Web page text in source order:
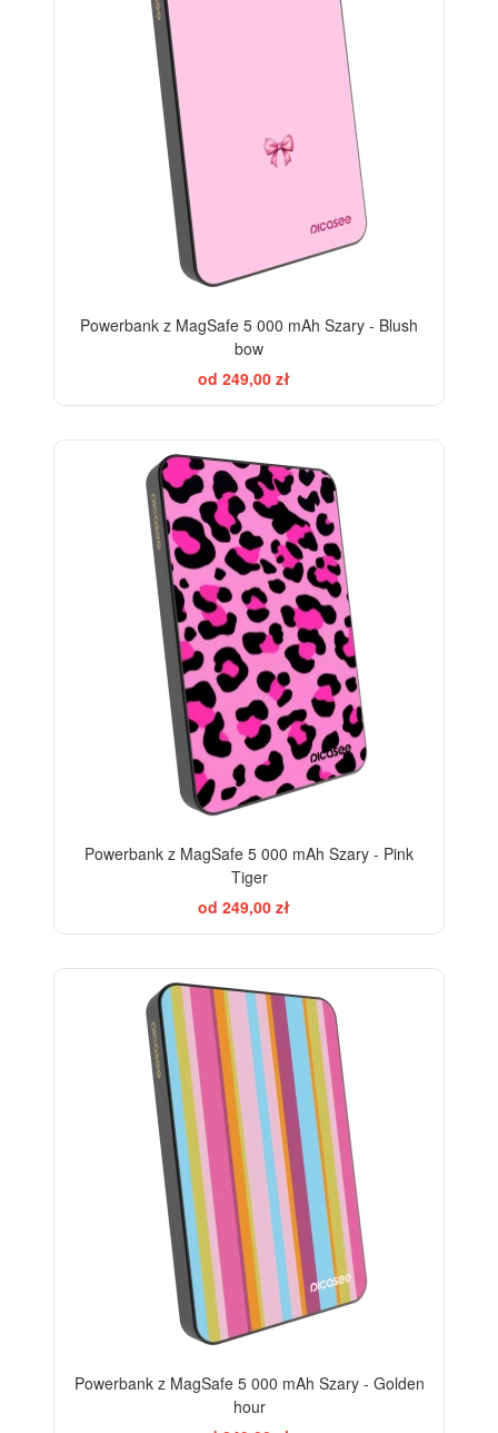
Powerbank z MagSafe 5 000 mAh Szary - Blush
bow
od 249,00 zł
Powerbank z MagSafe 5 000 mAh Szary - Pink
Tiger
od 249,00 zł
Powerbank z MagSafe 5 000 mAh Szary - Golden
hour